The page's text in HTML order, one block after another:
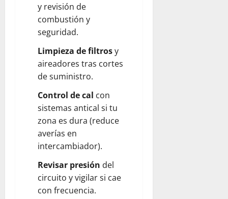
y revisión de
combustión y
seguridad.
Limpieza de filtrosy
aireadores tras cortes
de suministro.
Control de cal con
sistemas antical si tu
zona es dura (reduce
averías en
intercambiador).
Revisar presión del
circuito y vigilar si cae
con frecuencia.